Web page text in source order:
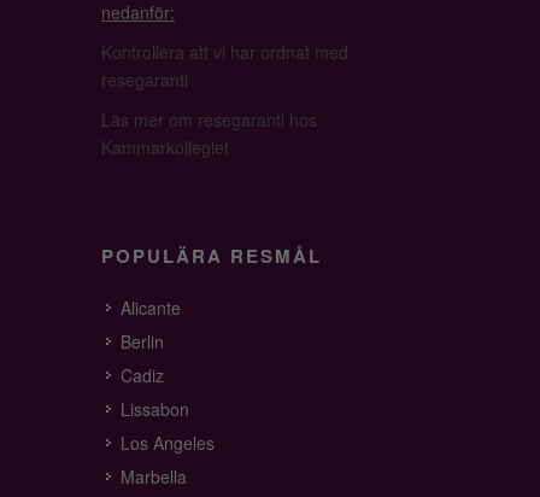
nedanför:
Kontrollera att vi har ordnat med
resegaranti
Läs mer om resegaranti hos
Kammarkollegiet
POPULÄRA RESMÅL
Alicante
Berlin
Cadiz
Lissabon
Los Angeles
Marbella